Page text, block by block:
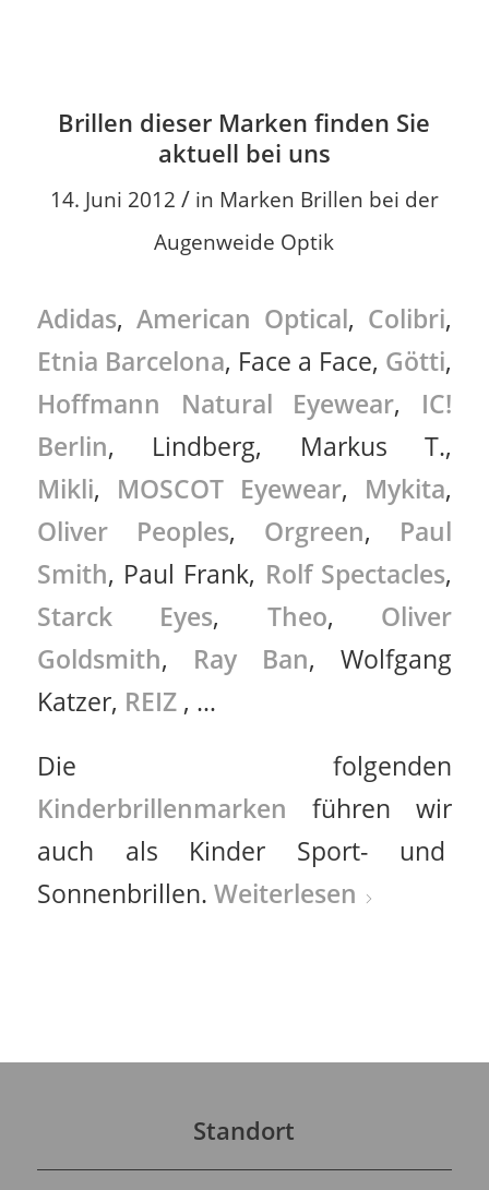
Brillen dieser Marken finden Sie
aktuell bei uns
14. Juni 2012 / in Marken Brillen bei der
Augenweide Optik
Adidas, American Optical, Colibri,
Etnia Barcelona, Face a Face, Götti,
Hoffmann Natural Eyewear, IC!
Berlin, Lindberg, Markus T.,
Mikli, MOSCOT Eyewear, Mykita,
Oliver Peoples, Orgreen, Paul
Smith, Paul Frank, Rolf Spectacles,
Starck Eyes, Theo, Oliver
Goldsmith, Ray Ban, Wolfgang
Katzer, REIZ, …
Die folgenden
Kinderbrillenmarken führen wir
auch als Kinder Sport- und
Sonnenbrillen. Weiterlesen
Standort